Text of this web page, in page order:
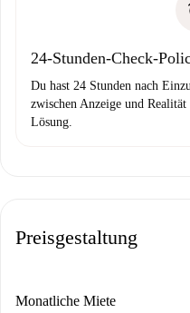
24-Stunden-Check-
Du hast 24 Stunden nach
zwischen Anzeige und
Lösung.
Preisgestaltung
Monatliche Miete